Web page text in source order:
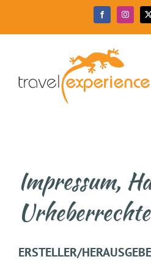
Facebook
Impressum,
Urheberrechte
ERSTELLER/